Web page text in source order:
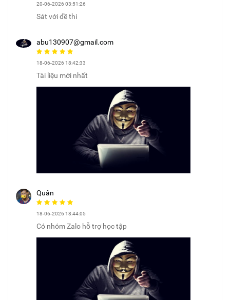
20-06-2026 03:51:26
Sát với đề thi
abu130907@gmail.com
18-06-2026 18:42:33
Tài liệu mới nhất
Quân
18-06-2026 18:44:05
Có nhóm Zalo hỗ trợ học tập